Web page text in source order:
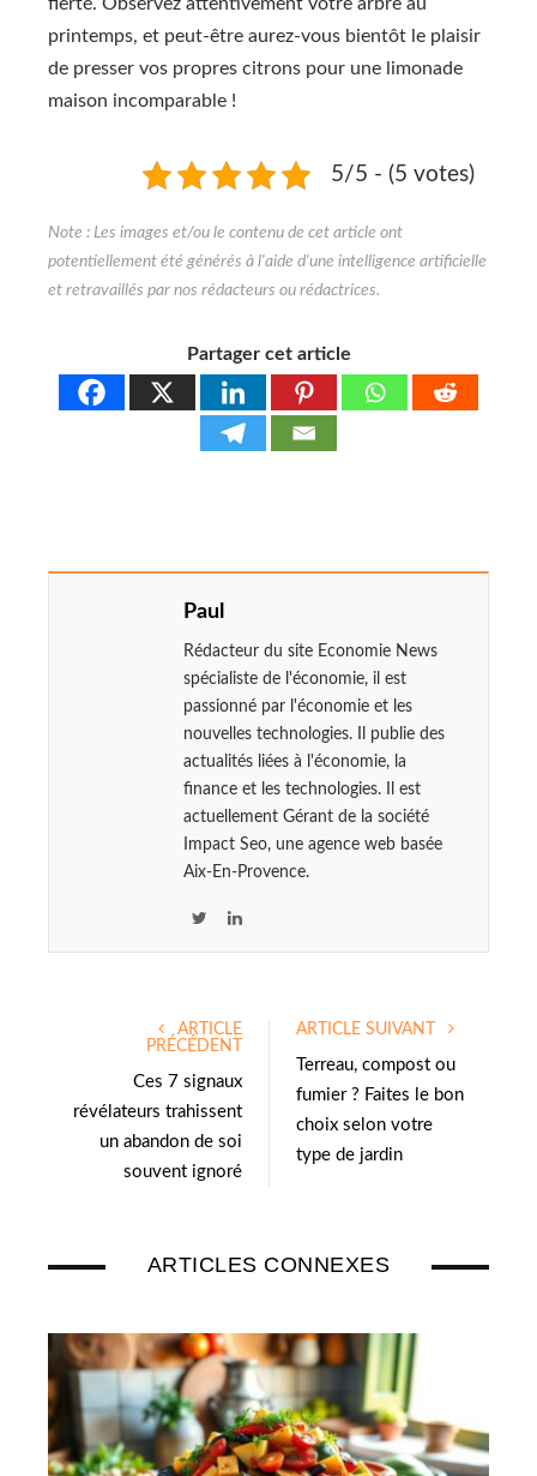
printemps, et peut-être aurez-vous bientôt le plaisir
de presser vos propres citrons pour une limonade
maison incomparable !
5/5 - (5 votes)
Partager cet article
Paul
Rédacteur du site Economie News
spécialiste de l'économie, il est
passionné par l'économie et les
nouvelles technologies. Il publie des
actualités liées à l'économie, la
finance et les technologies. Il est
actuellement Gérant de la société
Impact Seo, une agence web basée
Aix-En-Provence.
t
r
L
e
I
n
ARTICLE
PRÉCÉDENT
Ces 7 signaux
révélateurs trahissent
un abandon de soi
souvent ignoré
ARTICLE SUIVANT
Terreau, compost ou
fumier ? Faites le bon
choix selon votre
type de jardin
ARTICLES CONNEXES